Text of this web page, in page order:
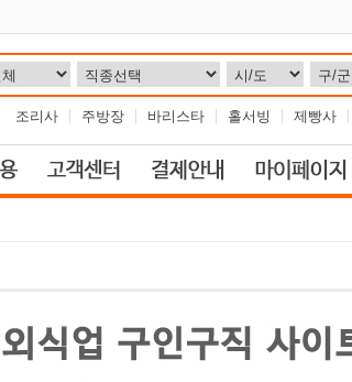
조리사 주방장 바리스타 홀서빙 제빵사